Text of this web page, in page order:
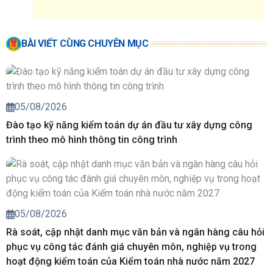
BÀI VIẾT CÙNG CHUYÊN MỤC
05/08/2026
Đào tạo kỹ năng kiểm toán dự án đầu tư xây dựng công
trình theo mô hình thông tin công trình
05/08/2026
Rà soát, cập nhật danh mục văn bản và ngân hàng câu hỏi
phục vụ công tác đánh giá chuyên môn, nghiệp vụ trong
hoạt động kiểm toán của Kiểm toán nhà nước năm 2027